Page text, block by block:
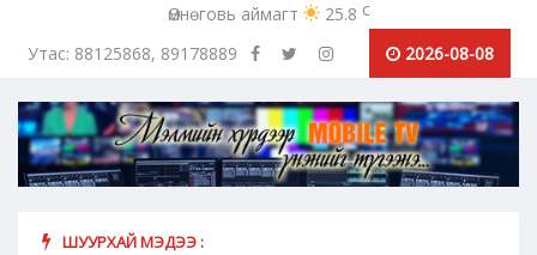
Өмнөговь аймагт 25.8 c
Утас: 88125868, 89178889
2026-08-08
ШУУРХАЙ МЭДЭЭ :